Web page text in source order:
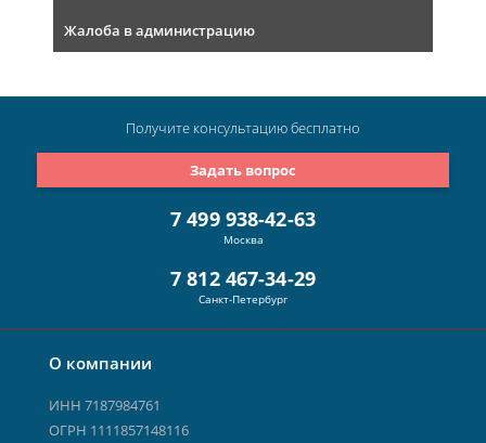
Жалоба в администрацию
О компании
ИНН 7187984761
ОГРН 1111857148116
7 499 938-42-63
Москва
7 812 467-34-29
Санкт-Петербург
Задать вопрос
Получите консультациюбесплатно